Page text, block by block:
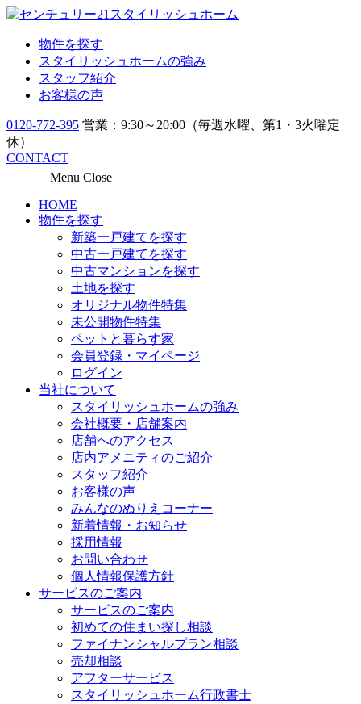
物件を探す
スタイリッシュホームの強み
スタッフ紹介
お客様の声
0120-772-395 営業：9:30～20:00（毎週水曜、第1・3火曜定
休）
CONTACT
Menu Close
HOME
物件を探す
新築一戸建てを探す
中古一戸建てを探す
中古マンションを探す
土地を探す
オリジナル物件特集
未公開物件特集
ペットと暮らす家
会員登録・マイページ
ログイン
当社について
スタイリッシュホームの強み
会社概要・店舗案内
店舗へのアクセス
店内アメニティのご紹介
スタッフ紹介
お客様の声
みんなのぬりえコーナー
新着情報・お知らせ
採用情報
お問い合わせ
個人情報保護方針
サービスのご案内
サービスのご案内
初めての住まい探し相談
ファイナンシャルプラン相談
売却相談
アフターサービス
スタイリッシュホーム行政書士